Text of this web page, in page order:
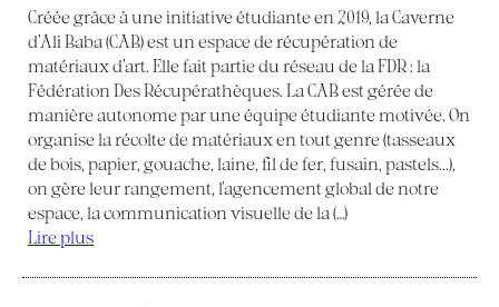
Créée grâce à une initiative étudiante en 2019, la Caverne
d’Ali Baba (CAB) est un espace de récupération de
matériaux d’art. Elle fait partie du réseau de la FDR : la
Fédération Des Récupérathèques. La CAB est gérée de
manière autonome par une équipe étudiante motivée. On
organise la récolte de matériaux en tout genre (tasseaux
de bois, papier, gouache, laine, fil de fer, fusain, pastels...),
on gère leur rangement, l’agencement global de notre
espace, la communication visuelle de la (…)
Lire plus